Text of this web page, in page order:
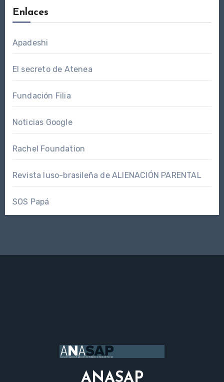
Enlaces
Apadeshi
El secreto de Atenea
Fundación Filia
Noticias Google
Rachel Foundation
Revista luso-brasileña de ALIENACIÓN PARENTAL
SOS Papá
ANASAP